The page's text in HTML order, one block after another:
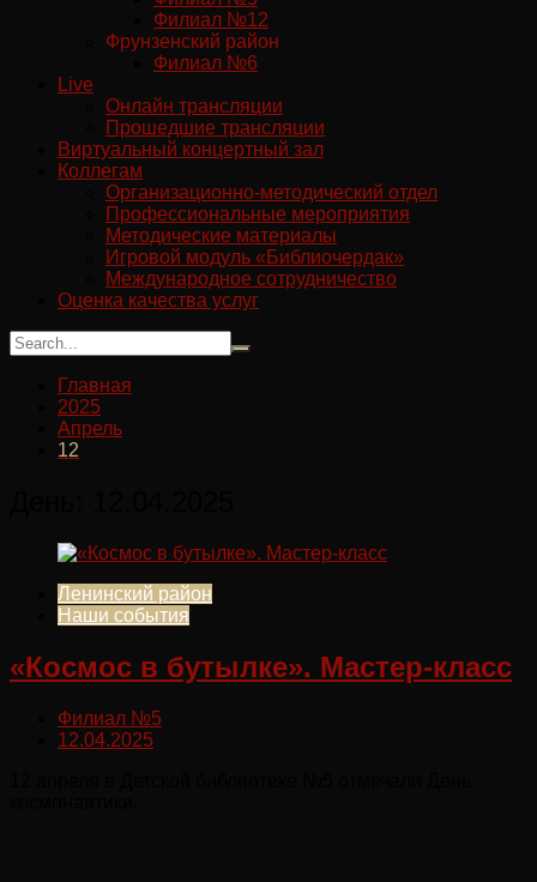
Филиал №12
Фрунзенский район
Филиал №6
Live
Онлайн трансляции
Прошедшие трансляции
Виртуальный концертный зал
Коллегам
Организационно-методический отдел
Профессиональные мероприятия
Методические материалы
Игровой модуль «Библиочердак»
Международное сотрудничество
Оценка качества услуг
Главная
2025
Апрель
12
Ленинский район
Наши события
«Космос в бутылке». Мастер-класс
Филиал №5
12.04.2025